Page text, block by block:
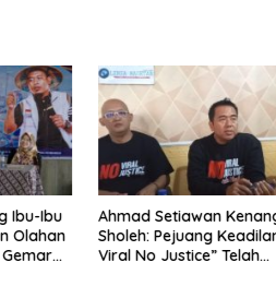
Ibu-Ibu
Olahan
Ahmad Setiawan
Sholeh: Pejuang
Viral No Justice” Telah